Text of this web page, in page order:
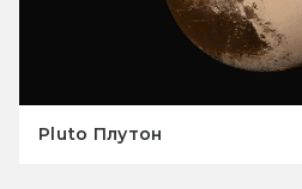
Pluto Плутон